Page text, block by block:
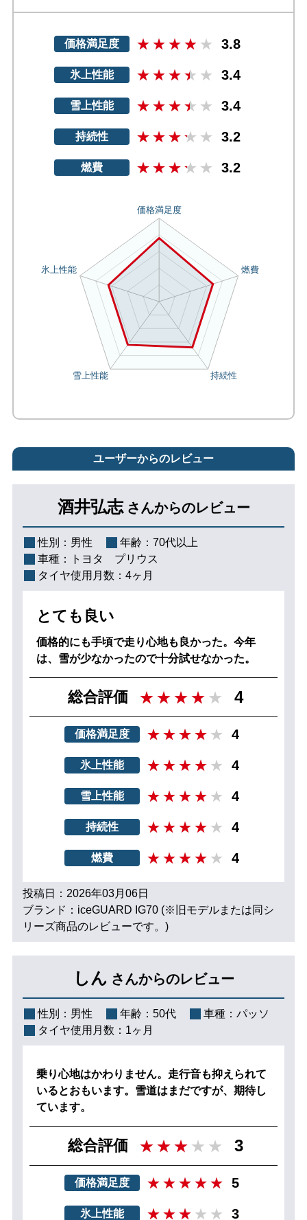
価格満足度 3.8
氷上性能 3.4
雪上性能 3.4
持続性 3.2
燃費 3.2
ユーザーからのレビュー
酒井弘志 さんからのレビュー
性別： 男性 年齢： 70代以上
車種：
トヨタ プリウス
タイヤ使用月数： 4ヶ月
とても良い
価格的にも手頃で走り心地も良かった。今年
は、雪が少なかったので十分試せなかった。
総合評価 4
価格満足度 4
氷上性能 4
雪上性能 4
持続性 4
燃費 4
投稿日：2026年03月06日
ブランド：iceGUARD IG70 (※旧モデルまたは同シ
リーズ商品のレビューです。)
しん さんからのレビュー
性別： 男性 年齢： 50代 車種： パッソ
タイヤ使用月数： 1ヶ月
乗り心地はかわりません。走行音も抑えられて
いるとおもいます。雪道はまだですが、期待し
ています。
総合評価 3
価格満足度 5
氷上性能 3